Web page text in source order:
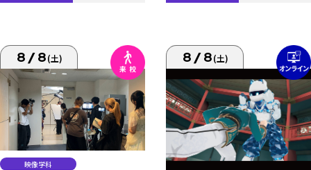
8/8(土)
映像学科
8/8(土)